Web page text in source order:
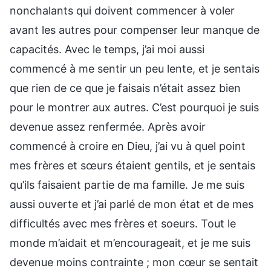
nonchalants qui doivent commencer à voler
avant les autres pour compenser leur manque de
capacités. Avec le temps, j’ai moi aussi
commencé à me sentir un peu lente, et je sentais
que rien de ce que je faisais n’était assez bien
pour le montrer aux autres. C’est pourquoi je suis
devenue assez renfermée. Après avoir
commencé à croire en Dieu, j’ai vu à quel point
mes frères et sœurs étaient gentils, et je sentais
qu’ils faisaient partie de ma famille. Je me suis
aussi ouverte et j’ai parlé de mon état et de mes
difficultés avec mes frères et soeurs. Tout le
monde m’aidait et m’encourageait, et je me suis
devenue moins contrainte ; mon cœur se sentait